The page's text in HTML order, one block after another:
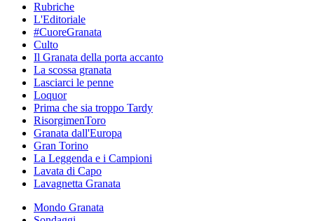
Rubriche
L'Editoriale
#CuoreGranata
Culto
Il Granata della porta accanto
La scossa granata
Lasciarci le penne
Loquor
Prima che sia troppo Tardy
RisorgimenToro
Granata dall'Europa
Gran Torino
La Leggenda e i Campioni
Lavata di Capo
Lavagnetta Granata
Mondo Granata